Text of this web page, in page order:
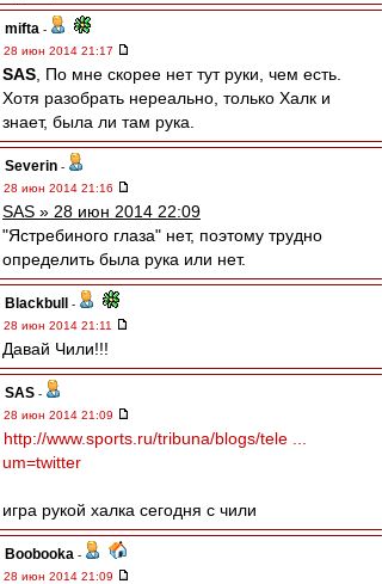
mifta -
28 июн 2014 21:17
SAS , По мне скорее нет тут руки, чем есть.
Хотя разобрать нереально, только Халк и
знает, была ли там рука.
Severin -
28 июн 2014 21:16
SAS » 28 июн 2014 22:09
"Ястребиного глаза" нет, поэтому трудно
определить была рука или нет.
Blackbull
-
28 июн 2014 21:11
Давай Чили!!!
SAS -
28 июн 2014 21:09
http://www.sports.ru/tribuna/blogs/tele ...
um=twitter
игра рукой халка сегодня с чили
Boobooka -
28 июн 2014 21:09